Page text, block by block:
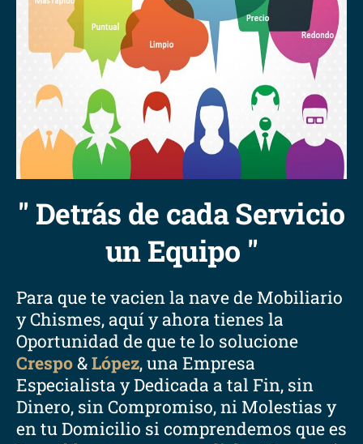
" Detrás de cada Servicio
un Equipo "
Para que te vacien la nave de Mobiliario
y Chismes, aquí y ahora tienes la
Oportunidad de que te lo solucione
Crespo&López, una Empresa
Especialista y Dedicada a tal Fin, sin
Dinero, sin Compromiso, ni Molestias y
en tu Domicilio si comprendemos que es